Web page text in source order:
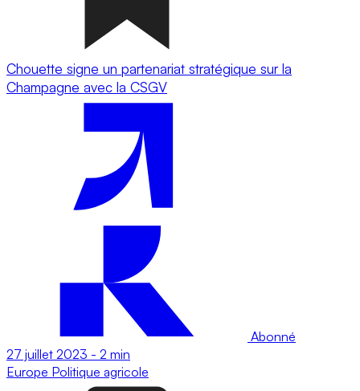
Chouette signe un partenariat stratégique sur la
Champagne avec la CSGV
Abonné
27 juillet 2023 - 2 min
Europe Politique agricole